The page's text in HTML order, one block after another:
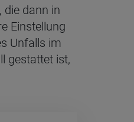
die dann in
Einstellung
Unfalls im
gestattet ist,